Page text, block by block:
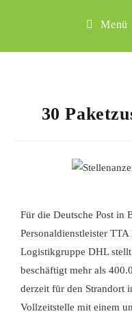
Menü
30
Für die Deutsche Post in
Personaldienstleister TTA
Logistikgruppe DHL
beschäftigt mehr als
derzeit für den Strandort
Vollzeitstelle mit einem